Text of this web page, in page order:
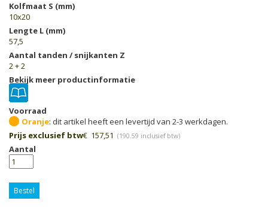
Kolfmaat S (mm)
10x20
Lengte L (mm)
57,5
Aantal tanden / snijkanten Z
2 + 2
Bekijk meer productinformatie
Voorraad
Oranje
Prijs exclusief btw€ 157,51 (190.59 inclusief btw)
Aantal
Bestel